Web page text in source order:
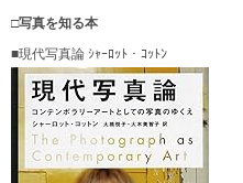
□写真を知る本
■現代写真論 ｼｬｰﾛｯﾄ・ｺｯﾄﾝ